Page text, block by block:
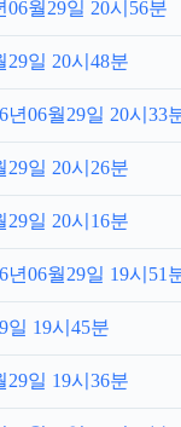
월29일 20시56분
일 20시48분
06월29일 20시33
일 20시26분
일 20시16분
06월29일 19시51
일 19시45분
일 19시36분